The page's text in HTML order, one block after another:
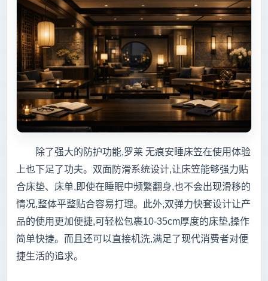
除了强大的防护功能,罗莱 无痕安睡床笠在使用体验
上也下足了功夫。双面防滑系统设计,让床笠能够强力贴
合床垫、床单,即使在睡眠中频繁翻身,也不会出现滑移的
情况,整体平整贴合容易打理。此外,双弹力快套设计让产
品的使用更加便捷,可轻松包裹10-35cm厚度的床垫,操作
简单快捷。而且还可以直接机洗,满足了现代消费者对便
捷生活的追求。